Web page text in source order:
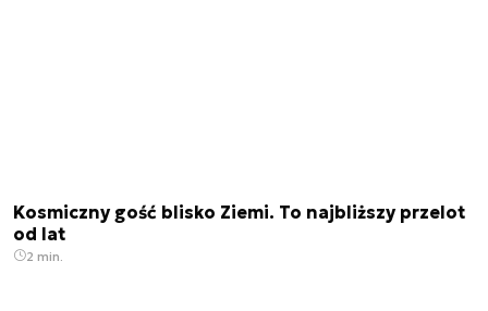
Kosmiczny gość blisko Ziemi. To najbliższy przelot
od lat
2 min.